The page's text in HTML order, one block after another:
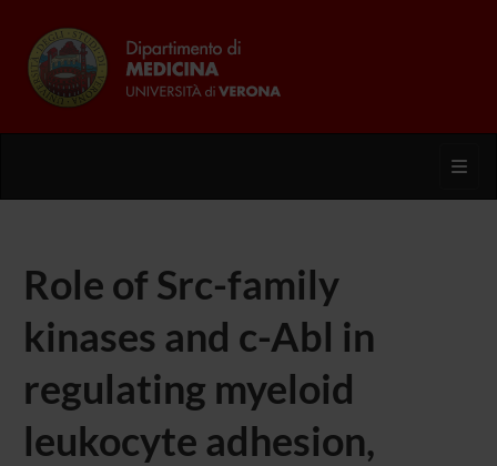
Role of Src-family
kinases and c-Abl in
regulating myeloid
leukocyte adhesion,